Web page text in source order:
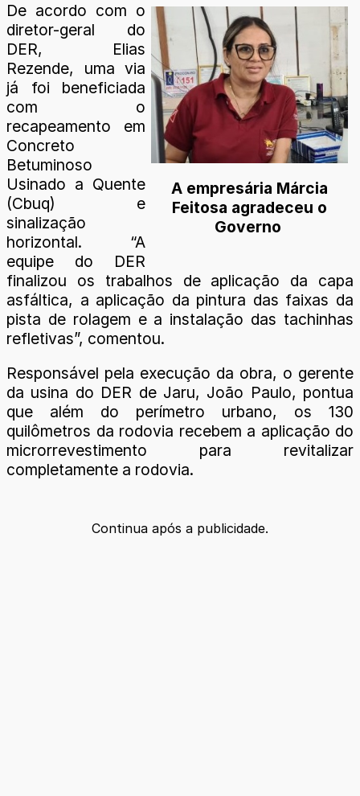
A empresária Márcia
Feitosa agradeceu o
Governo
De acordo com o
diretor-geral do
DER, Elias
Rezende, uma via
já foi beneficiada
com o
recapeamento em
Concreto
Betuminoso
Usinado a Quente
(Cbuq) e
sinalização
horizontal. “A
equipe do DER
finalizou os trabalhos de aplicação da capa
asfáltica, a aplicação da pintura das faixas da
pista de rolagem e a instalação das tachinhas
refletivas”, comentou.
Responsável pela execução da obra, o gerente
da usina do DER de Jaru, João Paulo, pontua
que além do perímetro urbano, os 130
quilômetros da rodovia recebem a aplicação do
microrrevestimento para revitalizar
completamente a rodovia.
Continua após a publicidade.